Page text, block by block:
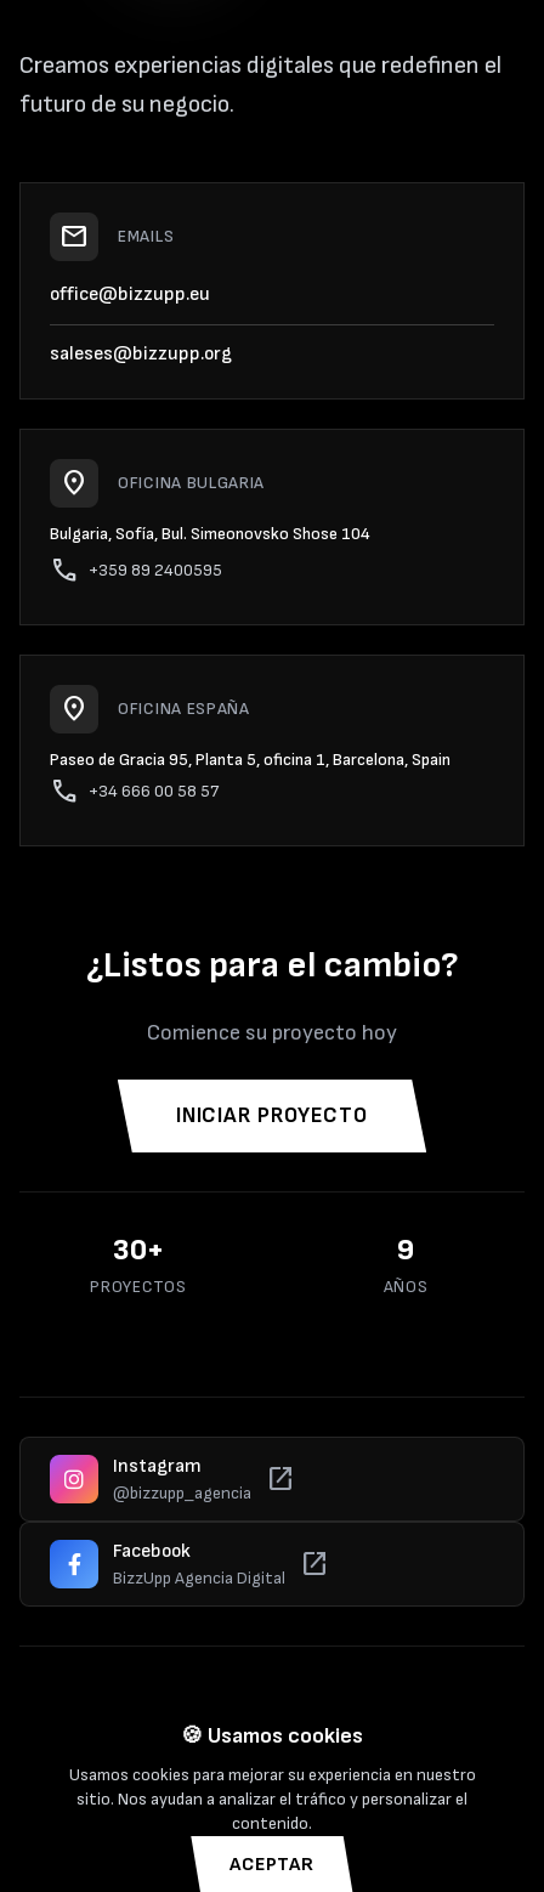
Creamos experiencias digitales que redefinen el
futuro de su negocio.
mail EMAILS
office@bizzupp.eu
saleses@bizzupp.org
location_on OFICINA BULGARIA
Bulgaria, Sofía, Bul. Simeonovsko Shose 104
phone +359 89 2400595
location_on OFICINA ESPAÑA
Paseo de Gracia 95, Planta 5, oficina 1, Barcelona, Spain
phone +34 666 00 58 57
¿Listos para el cambio?
Comience su proyecto hoy
INICIAR PROYECTO
56+
PROYECTOS
15
AÑOS
Instagram
@bizzupp_agencia open_in_new
Facebook
BizzUpp Agencia Digital open_in_new
Política de PrivacidadCookiesTérminos de Servicio
🍪 Usamos cookies
Usamos cookies para mejorar su experiencia en nuestro
sitio. Nos ayudan a analizar el tráfico y personalizar el
contenido.
ACEPTAR